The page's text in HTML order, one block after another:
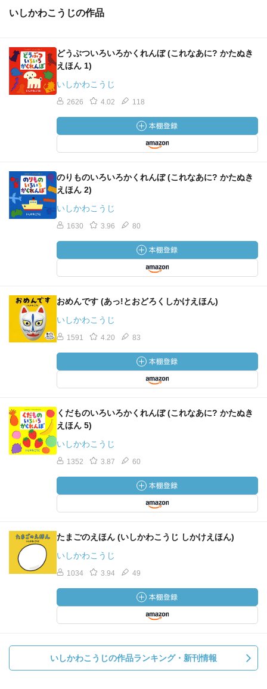
いしかわこうじの作品
どうぶついろいろかくれんぼ (これなあに? かたぬき
えほん 1)
いしかわこうじ
2626 4.02 118
のりものいろいろかくれんぼ (これなあに? かたぬき
えほん 2)
いしかわこうじ
1630 3.96 80
おめんです (あっ!とおどろくしかけえほん)
いしかわこうじ
1591 4.20 83
くだものいろいろかくれんぼ (これなあに? かたぬき
えほん 5)
いしかわこうじ
1352 3.87 60
たまごのえほん (いしかわこうじ しかけえほん)
いしかわこうじ
1034 3.94 49
いしかわこうじの作品ランキング・新刊情報